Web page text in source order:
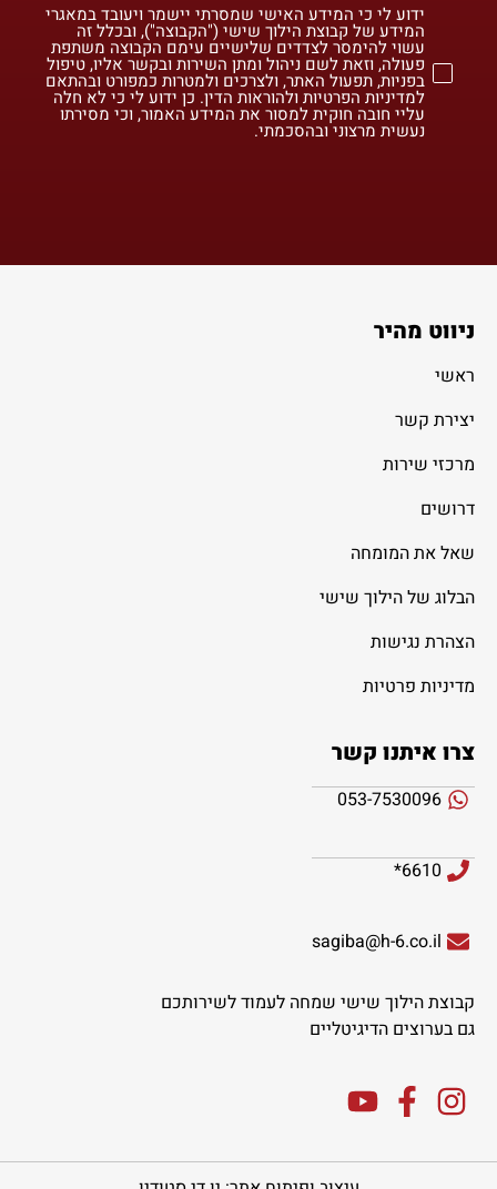
ידוע לי כי המידע האישי שמסרתי יישמר ויעובד במאגרי
המידע של קבוצת הילוך שישי ("הקבוצה"), ובכלל זה
עשוי להימסר לצדדים שלישיים עימם הקבוצה משתפת
פעולה, וזאת לשם ניהול ומתן השירות ובקשר אליו, טיפול
בפניות, תפעול האתר, ולצרכים ולמטרות כמפורט ובהתאם
למדיניות הפרטיות ולהוראות הדין. כן ידוע לי כי לא חלה
עליי חובה חוקית למסור את המידע האמור, וכי מסירתו
נעשית מרצוני ובהסכמתי.
ניווט מהיר
ראשי
יצירת קשר
מרכזי שירות
דרושים
שאל את המומחה
הבלוג של הילוך שישי
הצהרת נגישות
מדיניות פרטיות
צרו איתנו קשר
053-7530096
6610*
sagiba@h-6.co.il
קבוצת הילוך שישי שמחה לעמוד לשירותכם
גם בערוצים הדיגיטליים